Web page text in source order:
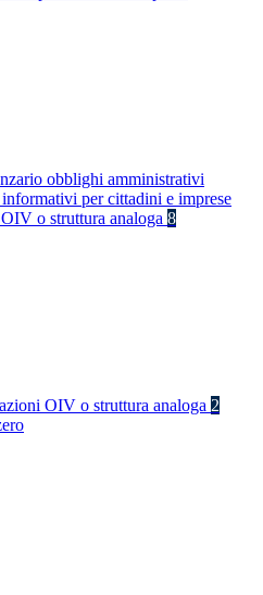
obblighi amministrativi
per cittadini e imprese
o struttura analoga 8
OIV o struttura analoga 2